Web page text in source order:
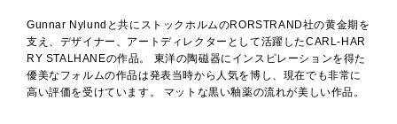
Gunnar Nylundと共にストックホルムのRORSTRAND社の黄金期を
支え、デザイナー、アートディレクターとして活躍したCARL-HAR
RY STALHANEの作品。 東洋の陶磁器にインスピレーションを得た
優美なフォルムの作品は発表当時から人気を博し、現在でも非常に
高い評価を受けています。 マットな黒い釉薬の流れが美しい作品。